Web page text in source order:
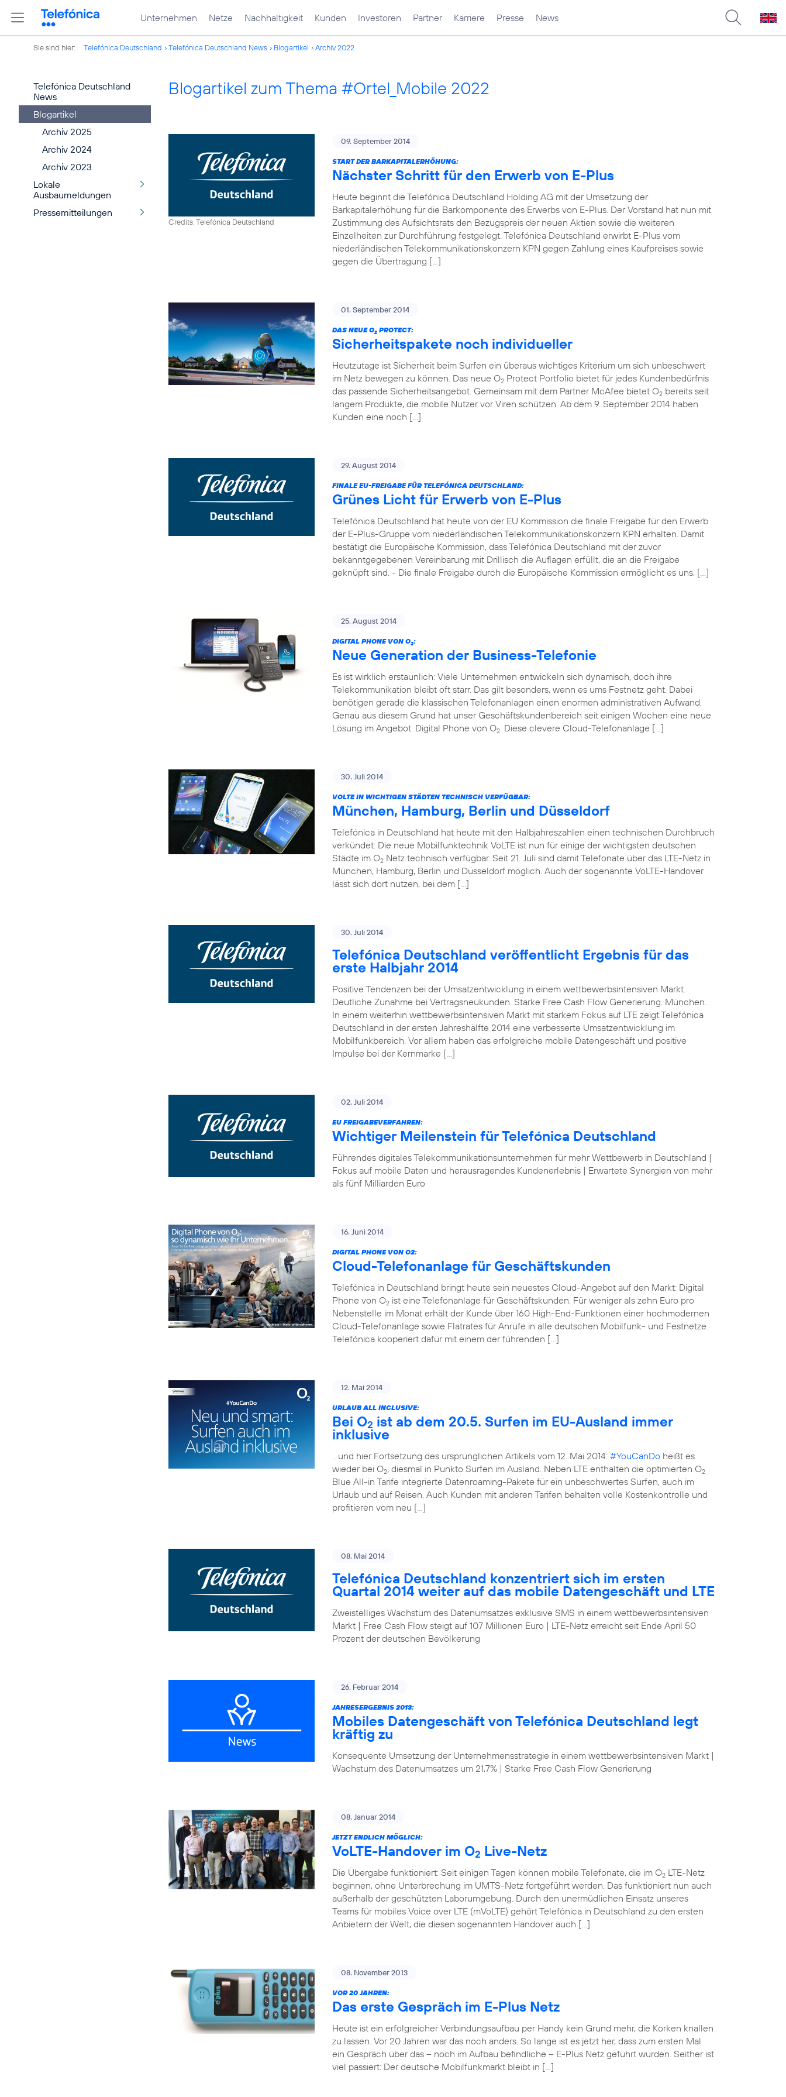
Unternehmen Netze Nachhaltigkeit Kunden Investoren Partner Karriere Presse News
Sie sind hier: Telefónica Deutschland Telefónica Deutschland News Blogartikel Archiv 2022
Telefónica Deutschland
News
Blogartikel
Archiv 2025
Archiv 2024
Archiv 2023
Lokale
Ausbaumeldungen
Pressemitteilungen
Blogartikel zum Thema #Ortel_Mobile 2022
Credits: Telefónica Deutschland
09. September 2014
START DER BARKAPITALERHÖHUNG:
Nächster Schritt für den Erwerb von E-Plus
Heute beginnt die Telefónica Deutschland Holding AG mit der Umsetzung der
Barkapitalerhöhung für die Barkomponente des Erwerbs von E-Plus. Der Vorstand hat nun mit
Zustimmung des Aufsichtsrats den Bezugspreis der neuen Aktien sowie die weiteren
Einzelheiten zur Durchführung festgelegt. Telefónica Deutschland erwirbt E-Plus vom
niederländischen Telekommunikationskonzern KPN gegen Zahlung eines Kaufpreises sowie
gegen die Übertragung […]
01. September 2014
DAS NEUE O2 PROTECT:
Sicherheitspakete noch individueller
Heutzutage ist Sicherheit beim Surfen ein überaus wichtiges Kriterium um sich unbeschwert
im Netz bewegen zu können. Das neue O2 Protect Portfolio bietet für jedes Kundenbedürfnis
das passende Sicherheitsangebot. Gemeinsam mit dem Partner McAfee bietet O2 bereits seit
langem Produkte, die mobile Nutzer vor Viren schützen. Ab dem 9. September 2014 haben
Kunden eine noch […]
29. August 2014
FINALE EU-FREIGABE FÜR TELEFÓNICA DEUTSCHLAND:
Grünes Licht für Erwerb von E-Plus
Telefónica Deutschland hat heute von der EU Kommission die finale Freigabe für den Erwerb
der E-Plus-Gruppe vom niederländischen Telekommunikationskonzern KPN erhalten. Damit
bestätigt die Europäische Kommission, dass Telefónica Deutschland mit der zuvor
bekanntgegebenen Vereinbarung mit Drillisch die Auflagen erfüllt, die an die Freigabe
geknüpft sind. - Die finale Freigabe durch die Europäische Kommission ermöglicht es uns, […]
25. August 2014
DIGITAL PHONE VON O2:
Neue Generation der Business-Telefonie
Es ist wirklich erstaunlich: Viele Unternehmen entwickeln sich dynamisch, doch ihre
Telekommunikation bleibt oft starr. Das gilt besonders, wenn es ums Festnetz geht. Dabei
benötigen gerade die klassischen Telefonanlagen einen enormen administrativen Aufwand.
Genau aus diesem Grund hat unser Geschäftskundenbereich seit einigen Wochen eine neue
Lösung im Angebot: Digital Phone von O2. Diese clevere Cloud-Telefonanlage […]
30. Juli 2014
VOLTE IN WICHTIGEN STÄDTEN TECHNISCH VERFÜGBAR:
München, Hamburg, Berlin und Düsseldorf
Telefónica in Deutschland hat heute mit den Halbjahreszahlen einen technischen Durchbruch
verkündet: Die neue Mobilfunktechnik VoLTE ist nun für einige der wichtigsten deutschen
Städte im O2 Netz technisch verfügbar. Seit 21. Juli sind damit Telefonate über das LTE-Netz in
München, Hamburg, Berlin und Düsseldorf möglich. Auch der sogenannte VoLTE-Handover
lässt sich dort nutzen, bei dem […]
30. Juli 2014
Telefónica Deutschland veröffentlicht Ergebnis für das
erste Halbjahr 2014
Positive Tendenzen bei der Umsatzentwicklung in einem wettbewerbsintensiven Markt.
Deutliche Zunahme bei Vertragsneukunden. Starke Free Cash Flow Generierung. München.
In einem weiterhin wettbewerbsintensiven Markt mit starkem Fokus auf LTE zeigt Telefónica
Deutschland in der ersten Jahreshälfte 2014 eine verbesserte Umsatzentwicklung im
Mobilfunkbereich. Vor allem haben das erfolgreiche mobile Datengeschäft und positive
Impulse bei der Kernmarke […]
02. Juli 2014
EU FREIGABEVERFAHREN:
Wichtiger Meilenstein für Telefónica Deutschland
Führendes digitales Telekommunikationsunternehmen für mehr Wettbewerb in Deutschland |
Fokus auf mobile Daten und herausragendes Kundenerlebnis | Erwartete Synergien von mehr
als fünf Milliarden Euro
16. Juni 2014
DIGITAL PHONE VON O2:
Cloud-Telefonanlage für Geschäftskunden
Telefónica in Deutschland bringt heute sein neuestes Cloud-Angebot auf den Markt: Digital
Phone von O2 ist eine Telefonanlage für Geschäftskunden. Für weniger als zehn Euro pro
Nebenstelle im Monat erhält der Kunde über 160 High-End-Funktionen einer hochmodernen
Cloud-Telefonanlage sowie Flatrates für Anrufe in alle deutschen Mobilfunk- und Festnetze.
Telefónica kooperiert dafür mit einem der führenden […]
12. Mai 2014
URLAUB ALL INCLUSIVE:
Bei O2 ist ab dem 20.5. Surfen im EU-Ausland immer
inklusive
…und hier Fortsetzung des ursprünglichen Artikels vom 12. Mai 2014: #YouCanDo heißt es
wieder bei O2, diesmal in Punkto Surfen im Ausland. Neben LTE enthalten die optimierten O2
Blue All-in Tarife integrierte Datenroaming-Pakete für ein unbeschwertes Surfen, auch im
Urlaub und auf Reisen. Auch Kunden mit anderen Tarifen behalten volle Kostenkontrolle und
profitieren vom neu […]
08. Mai 2014
Telefónica Deutschland konzentriert sich im ersten
Quartal 2014 weiter auf das mobile Datengeschäft und LTE
Zweistelliges Wachstum des Datenumsatzes exklusive SMS in einem wettbewerbsintensiven
Markt | Free Cash Flow steigt auf 107 Millionen Euro | LTE-Netz erreicht seit Ende April 50
Prozent der deutschen Bevölkerung
26. Februar 2014
JAHRESERGEBNIS 2013:
Mobiles Datengeschäft von Telefónica Deutschland legt
kräftig zu
Konsequente Umsetzung der Unternehmensstrategie in einem wettbewerbsintensiven Markt |
Wachstum des Datenumsatzes um 21,7% | Starke Free Cash Flow Generierung
08. Januar 2014
JETZT ENDLICH MÖGLICH:
VoLTE-Handover im O2 Live-Netz
Die Übergabe funktioniert: Seit einigen Tagen können mobile Telefonate, die im O2 LTE-Netz
beginnen, ohne Unterbrechung im UMTS-Netz fortgeführt werden. Das funktioniert nun auch
außerhalb der geschützten Laborumgebung. Durch den unermüdlichen Einsatz unseres
Teams für mobiles Voice over LTE (mVoLTE) gehört Telefónica in Deutschland zu den ersten
Anbietern der Welt, die diesen sogenannten Handover auch […]
08. November 2013
VOR 20 JAHREN:
Das erste Gespräch im E-Plus Netz
Heute ist ein erfolgreicher Verbindungsaufbau per Handy kein Grund mehr, die Korken knallen
zu lassen. Vor 20 Jahren war das noch anders. So lange ist es jetzt her, dass zum ersten Mal
ein Gespräch über das – noch im Aufbau befindliche – E-Plus Netz geführt wurden. Seither ist
viel passiert: Der deutsche Mobilfunkmarkt bleibt in […]